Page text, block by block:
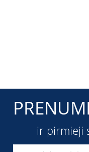
ir pirmieji